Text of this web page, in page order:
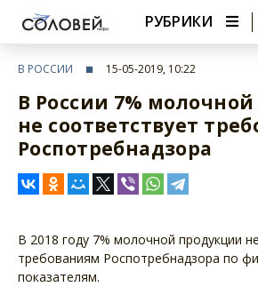
РУБРИКИ
В РОССИИ 15-05-2019, 10:22
В России 7%
не соответствует
Роспотребнадзора
В 2018 году 7% молочной продукции
требованиям Роспотребнадзора по
показателям.